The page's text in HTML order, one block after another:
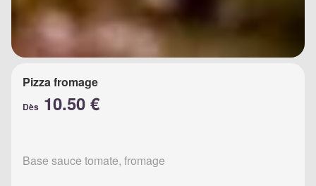
Pizza fromage
Dès 10.50 €
Base sauce tomate, fromage